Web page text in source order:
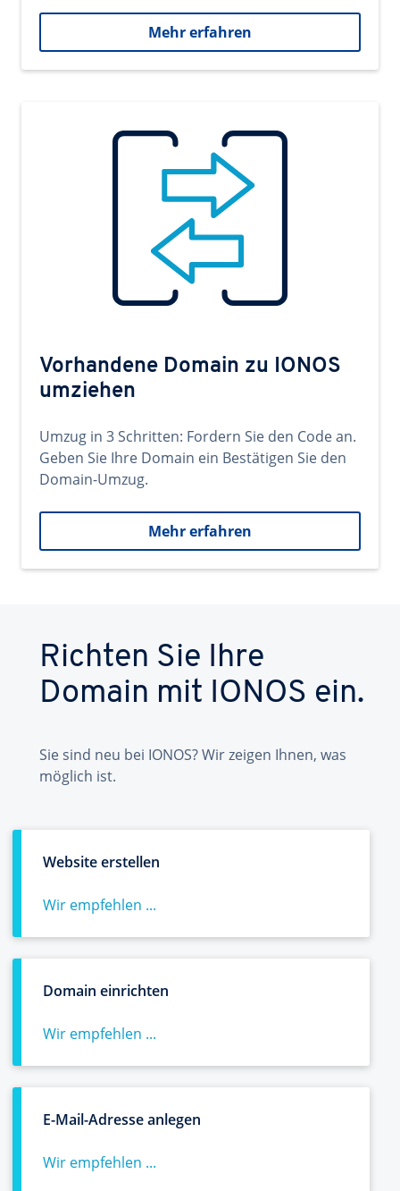
Mehr erfahren
Vorhandene Domain zu IONOS
umziehen
Umzug in 3 Schritten: Fordern Sie den Code an.
Geben Sie Ihre Domain ein Bestätigen Sie den
Domain-Umzug.
Mehr erfahren
Richten Sie Ihre
Domain mit IONOS ein.
Sie sind neu bei IONOS? Wir zeigen Ihnen, was
möglich ist.
Website erstellen
Wir empfehlen ...
Domain einrichten
Wir empfehlen ...
E-Mail-Adresse anlegen
Wir empfehlen ...